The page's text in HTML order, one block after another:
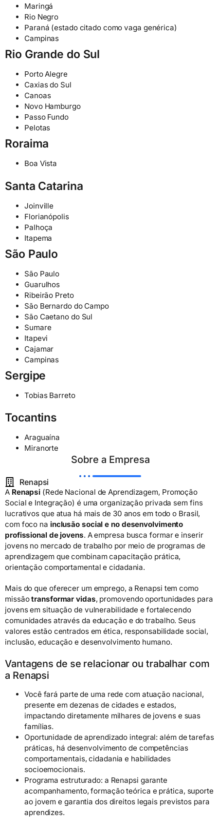
Maringá
Rio Negro
Paraná (estado citado como vaga genérica)
Campinas
Rio Grande do Sul
Porto Alegre
Caxias do Sul
Canoas
Novo Hamburgo
Passo Fundo
Pelotas
Roraima
Boa Vista
Santa Catarina
Joinville
Florianópolis
Palhoça
Itapema
São Paulo
São Paulo
Guarulhos
Ribeirão Preto
São Bernardo do Campo
São Caetano do Sul
Sumare
Itapevi
Cajamar
Campinas
Sergipe
Tobias Barreto
Tocantins
Araguaína
Miranorte
Sobre a Empresa
Renapsi
A Renapsi (Rede Nacional de Aprendizagem, Promoção
Social e Integração) é uma organização privada sem fins
lucrativos que atua há mais de 30 anos em todo o Brasil,
com foco na inclusão social e no desenvolvimento
profissional de jovens. A empresa busca formar e inserir
jovens no mercado de trabalho por meio de programas de
aprendizagem que combinam capacitação prática,
orientação comportamental e cidadania.
Mais do que oferecer um emprego, a Renapsi tem como
missãotransformar vidas, promovendo oportunidades para
jovens em situação de vulnerabilidade e fortalecendo
comunidades através da educação e do trabalho. Seus
valores estão centrados em ética, responsabilidade social,
inclusão, educação e desenvolvimento humano.
Vantagens de se relacionar ou trabalhar com
a Renapsi
Você fará parte de uma rede com atuação nacional,
presente em dezenas de cidades e estados,
impactando diretamente milhares de jovens e suas
famílias.
Oportunidade de aprendizado integral: além de tarefas
práticas, há desenvolvimento de competências
comportamentais, cidadania e habilidades
socioemocionais.
Programa estruturado: a Renapsi garante
acompanhamento, formação teórica e prática, suporte
ao jovem e garantia dos direitos legais previstos para
aprendizes.